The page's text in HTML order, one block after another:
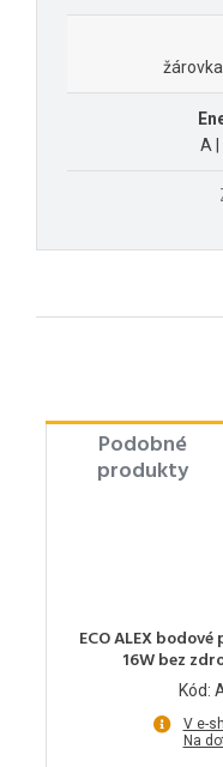
A |
Podobné
produkty
ECO ALEX bodové
16W bez
Kód:
V e-
Na